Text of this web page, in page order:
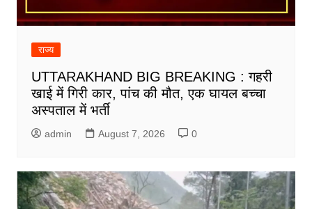
राज्य
UTTARAKHAND BIG BREAKING : गहरी
खाई में गिरी कार, पांच की मौत, एक घायल बच्चा
अस्पताल में भर्ती
admin August 7, 2026 0